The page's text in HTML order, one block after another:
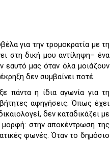
για την τρομοκρατία με τη
στη δική μου αντίληψη– ένα
εαυτό μας όταν όλα μοιάζουν
δεν συμβαίνει ποτέ.
πάντα η ίδια αγωνία για τη
αφηγήσεις. Όπως έχει
δεν καταδικάζει με
μορφή: στην αποκέντρωση της
φωνές. Όταν το δημόσιο